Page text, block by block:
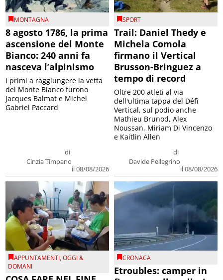
MONTAGNA
8 agosto 1786, la prima
ascensione del Monte
Bianco: 240 anni fa
nasceva l’alpinismo
di
Cinzia Timpano
il 08/08/2026
I primi a raggiungere la vetta
del Monte Bianco furono
Jacques Balmat e Michel
Gabriel Paccard
SPORT
Trail: Daniel Thedy e
Michela Comola
firmano il Vertical
Brusson-Bringuez a
tempo di record
di
Davide Pellegrino
il 08/08/2026
Oltre 200 atleti al via
dell'ultima tappa del Défì
Vertical, sul podio anche
Mathieu Brunod, Alex
Noussan, Miriam Di Vincenzo
e Kaitlin Allen
APPUNTAMENTI,OGGI &
DOMANI
CRONACA
Etroubles: camper in